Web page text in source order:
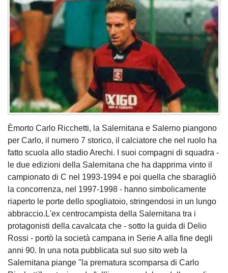
Èmorto Carlo Ricchetti, la Salernitana e Salerno piangono
per Carlo, il numero 7 storico, il calciatore che nel ruolo ha
fatto scuola allo stadio Arechi. I suoi compagni di squadra -
le due edizioni della Salernitana che ha dapprima vinto il
campionato di C nel 1993-1994 e poi quella che sbaragliò
la concorrenza, nel 1997-1998 - hanno simbolicamente
riaperto le porte dello spogliatoio, stringendosi in un lungo
abbraccio.L'ex centrocampista della Salernitana tra i
protagonisti della cavalcata che - sotto la guida di Delio
Rossi - portò la società campana in Serie A alla fine degli
anni 90. In una nota pubblicata sul suo sito web la
Salernitana piange "la prematura scomparsa di Carlo